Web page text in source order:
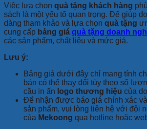
Việc lựa chọn quà tặng khách hàng
sách là một yếu tố quan trọng. Để giúp
dàng tham khảo và lựa chọn quà tặng
cung cấp bảng giá quà tặng doanh
các sản phẩm, chất liệu và mức giá.
Lưu ý:
Bảng giá dưới đây chỉ mang tính
bán có thể thay đổi tùy theo số
cầu in ấn logo thương hiệu của
Để nhận được báo giá chính xác
sản phẩm, vui lòng liên hệ với đội
của Mekoong qua hotline hoặc